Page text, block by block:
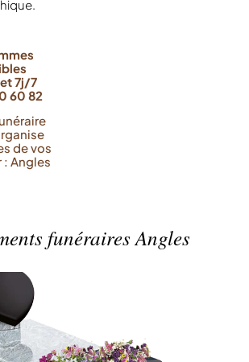
7j/7
60 82
de vos
: Angles
funéraires Angles